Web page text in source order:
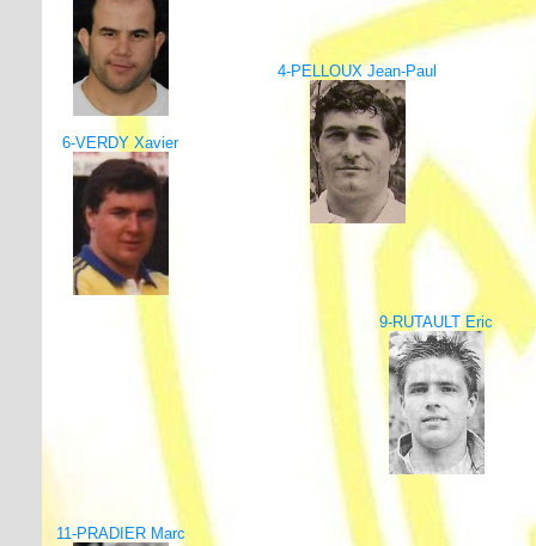
4-PELLOUX Jean-Paul
6-VERDY Xavier
9-RUTAULT Eric
11-PRADIER Marc